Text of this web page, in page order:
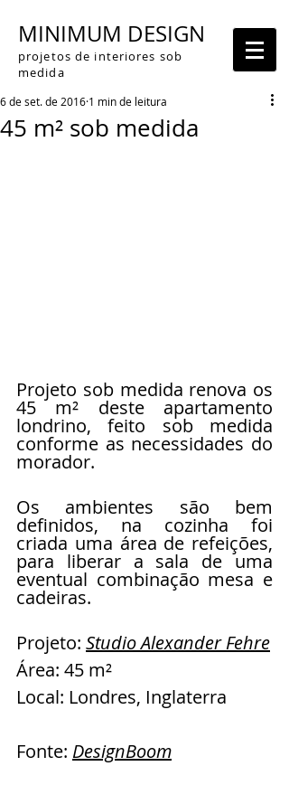
MINIMUM DESIGN
projetos de interiores sob
medida
45 m² sob medida
6 de set. de 2016 1 min de leitura
Projeto sob medida renova os
45 m² deste apartamento
londrino, feito sob medida
conforme as necessidades do
morador.
Os ambientes são bem
definidos, na cozinha foi
criada uma área de refeições,
para liberar a sala de uma
eventual combinação mesa e
cadeiras.
Projeto: Studio Alexander Fehre
Área: 45 m²
Local: Londres, Inglaterra
Fonte: DesignBoom